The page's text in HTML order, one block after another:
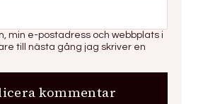
min e-postadress och webbplats i
till nästa gång jag skriver en